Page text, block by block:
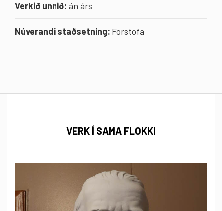
Verkið unnið: án árs
Núverandi staðsetning: Forstofa
VERK Í SAMA FLOKKI